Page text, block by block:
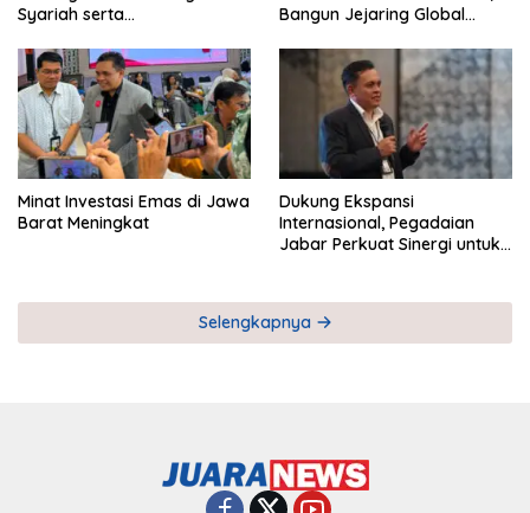
Syariah serta
Bangun Jejaring Global
Minat Investasi Emas di Jawa
Barat Meningkat
Dukung Ekspansi
Internasional, Pegadaian
Jabar Perkuat Sinergi untuk
Selengkapnya